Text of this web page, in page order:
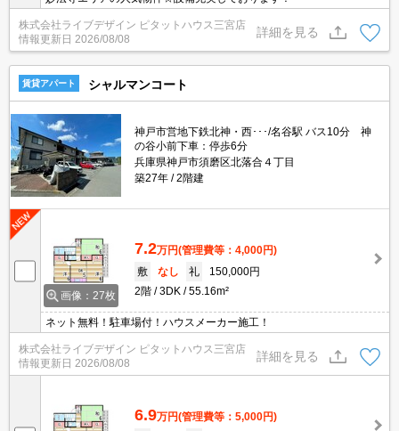
株式会社ライブデザイン ピタットハウス三宮店
情報更新日 2026/08/08
詳細を見る
賃貸アパート シャルマンコート
神戸市営地下鉄北神・西･･･/名谷駅 バス10分 神
の谷小前下車：停歩6分
兵庫県神戸市須磨区北落合４丁目
築27年
2階建
画像：27枚
7.2万円(管理費等：4,000円)
敷
なし 礼
150,000円
2階
3DK 55.16m²
ネット無料！駐車場付！ハウスメーカー施工！
株式会社ライブデザイン ピタットハウス三宮店
情報更新日 2026/08/08
詳細を見る
6.9万円(管理費等：5,000円)